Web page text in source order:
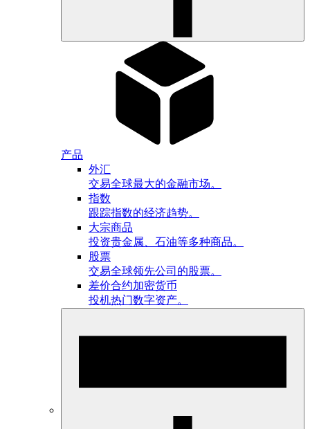
产品
外汇
交易全球最大的金融市场。
指数
跟踪指数的经济趋势。
大宗商品
投资贵金属、石油等多种商品。
股票
交易全球领先公司的股票。
差价合约加密货币
投机热门数字资产。